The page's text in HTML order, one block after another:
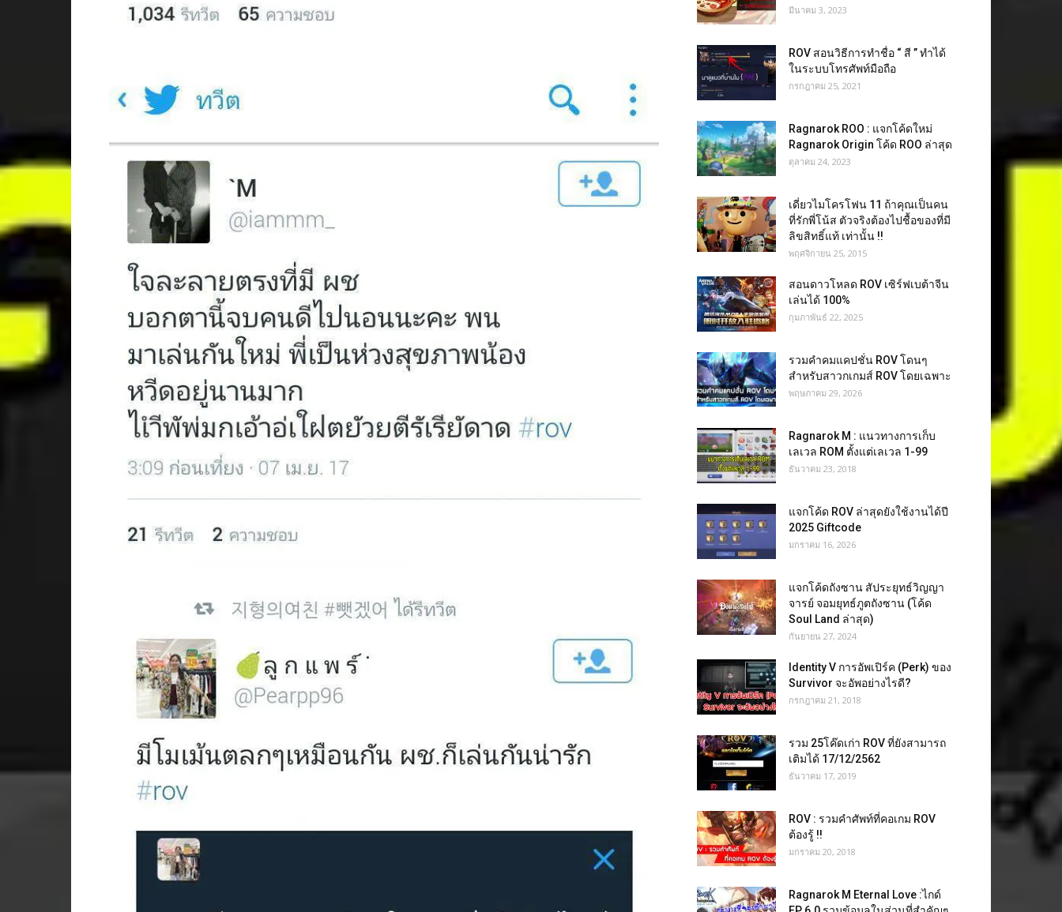
มีนาคม 3, 2023
ROV สอนวิธีการทำชื่อ “ สี ” ทำได้
ในระบบโทรศัพท์มือถือ
กรกฎาคม 25, 2021
Ragnarok ROO : แจกโค้ดใหม่
Ragnarok Origin โค้ด ROO ล่าสุด
ตุลาคม 24, 2023
เดี่ยวไมโครโฟน 11 ถ้าคุณเป็นคน
ที่รักพี่โน้ส ตัวจริงต้องไปชื้อของที่มี
ลิขสิทธิ์แท้ เท่านั้น !!
พฤศจิกายน 25, 2015
สอนดาวโหลด ROV เซิร์ฟเบต้าจีน
เล่นได้ 100%
กุมภาพันธ์ 22, 2025
รวมคำคมแคปชั่น ROV โดนๆ
สำหรับสาวกเกมส์ ROV โดยเฉพาะ
พฤษภาคม 29, 2026
Ragnarok M : แนวทางการเก็บ
เลเวล ROM ตั้งแต่เลเวล 1-99
ธันวาคม 23, 2018
แจกโค้ด ROV ล่าสุดยังใช้งานได้ปี
2025 Giftcode
มกราคม 16, 2026
แจกโค้ดถังซาน สัประยุทธ์วิญญา
จารย์ จอมยุทธ์ภูตถังซาน (โค้ด
Soul Land ล่าสุด)
กันยายน 27, 2024
Identity V การอัพเปิร์ค (Perk) ของ
Survivor จะอัพอย่างไรดี?
กรกฎาคม 21, 2018
รวม 25โค๊ดเก่า ROV ที่ยังสามารถ
เติมได้ 17/12/2562
ธันวาคม 17, 2019
ROV : รวมคำศัพท์ที่คอเกม ROV
ต้องรู้ !!
มกราคม 20, 2018
Ragnarok M Eternal Love :ไกด์